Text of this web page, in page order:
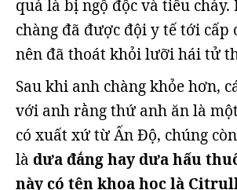
quả là bị ngộ độc và tiêu chảy.
chàng đã được đội y tế tới
nên đã thoát khỏi lưỡi hái tử
Sau khi anh chàng khỏe hơn,
với anh rằng thứ anh ăn là
có xuất xứ từ Ấn Độ, chúng
là dưa đắng hay dưa hấu
này có tên khoa học là